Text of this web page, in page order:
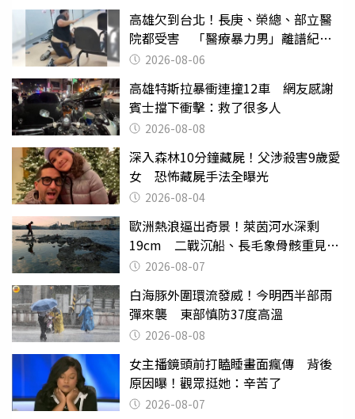
高雄欠到台北！長庚、榮總、部立醫
院都受害 「醫療暴力男」離譜紀錄
曝光2026-08-06
高雄特斯拉暴衝連撞12車 網友感謝
賓士擋下衝擊：救了很多人
2026-08-08
深入森林10分鐘藏屍！父涉殺害9歲愛
女 恐怖藏屍手法全曝光
2026-08-04
歐洲熱浪逼出奇景！萊茵河水深剩
19cm 二戰沉船、長毛象骨骸重見天
日 2026-08-07
白海豚外圍環流發威！今明西半部雨
彈來襲 東部慎防37度高溫
2026-08-08
女主播鏡頭前打瞌睡畫面瘋傳 背後
原因曝！觀眾挺她：辛苦了
2026-08-07